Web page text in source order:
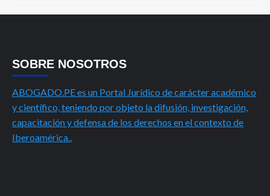
SOBRE NOSOTROS
ABOGADO.PE es un Portal Jurídico de carácter académico
y científico, teniendo por objeto la difusión, investigación,
capacitación y defensa de los derechos en el contexto de
Iberoamérica..